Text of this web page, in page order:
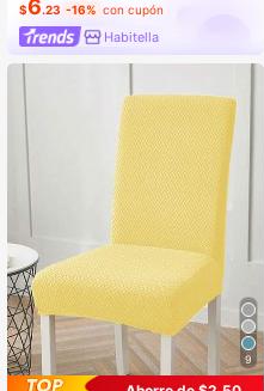
$6.23 -16% con cupón
Habitella
9